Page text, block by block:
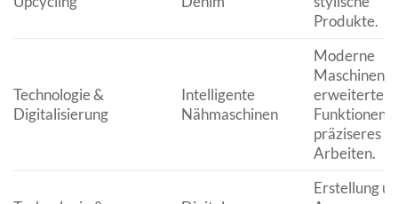
Produkte.
Technologie &
Digitalisierung
Intelligente
Nähmaschinen
Moderne
Maschinen
erweiterten
Funktionen
präziseres
Arbeiten.
Erstellung